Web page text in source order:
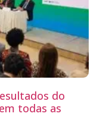
do
todas as